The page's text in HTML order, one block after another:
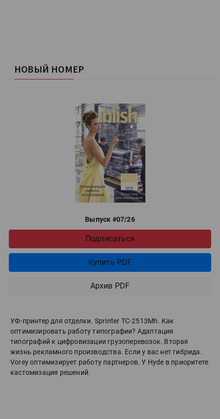
НОВЫЙ НОМЕР
Выпуск #07/26
Подписаться
Купить PDF
Архив PDF
УФ-принтер для отделки. Sprinter ТС-2513Mh. Как
оптимизировать работу типографии? Адаптация
типографий к цифровизации грузоперевозок. Вторая
жизнь рекламного производства. Если у вас нет гибрида.
Vorey оптимизирует работу партнеров. У Hyde в приоритете
кастомизация решений.